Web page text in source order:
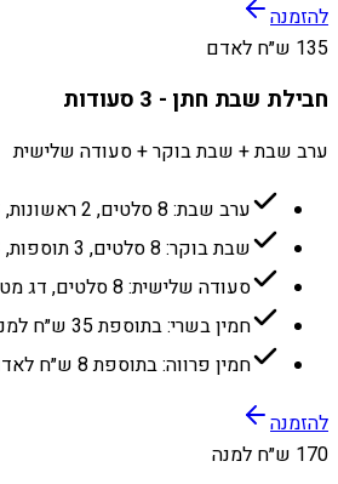
להזמנה
135 ש״ח לאדם
חבילת שבת חתן - 3 סעודות
ערב שבת + שבת בוקר + סעודה שלישית
ערב שבת: 8 סלטים, 2 ראשונות, 3 תוספות, 3 בשרים
שבת בוקר: 8 סלטים, 3 תוספות, 3 בשרים
סעודה שלישית: 8 סלטים, דג מטוגן, פשטידת השף
חמין בשרי: בתוספת 35 ש״ח למנה
חמין פרווה: בתוספת 8 ש״ח לאדם
להזמנה
170 ש״ח למנה